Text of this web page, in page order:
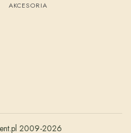
AKCESORIA
2009-2026